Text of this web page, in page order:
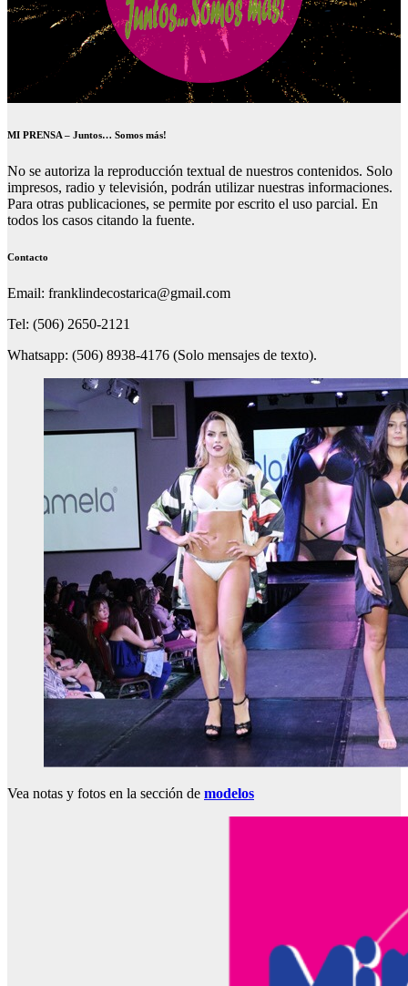
MI PRENSA – Juntos… Somos más!
No se autoriza la reproducción textual de nuestros contenidos. Solo
impresos, radio y televisión, podrán utilizar nuestras informaciones.
Para otras publicaciones, se permite por escrito el uso parcial. En
todos los casos citando la fuente.
Contacto
Email: franklindecostarica@gmail.com
Tel: (506) 2650-2121
Whatsapp: (506) 8938-4176 (Solo mensajes de texto).
Vea notas y fotos en la sección de modelos